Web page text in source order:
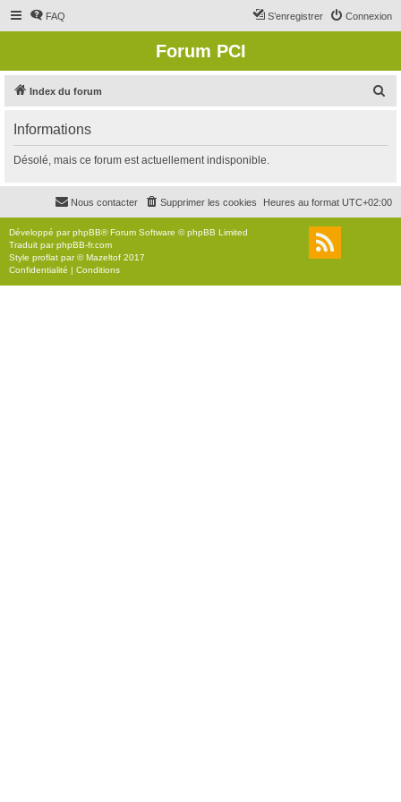
FAQ Connexion
S’enregistrer
Forum PCI
Index du forum
r
c
r
Informations
Désolé, mais ce forum est actuellement indisponible.
Heures au format UTC+02:00
Supprimer les cookies
Nous contacter
Développé parphpBB® Forum Software © phpBB Limited
Traduit parphpBB-fr.com
Style proflat par ©Mazeltof 2017
Confidentialité | Conditions